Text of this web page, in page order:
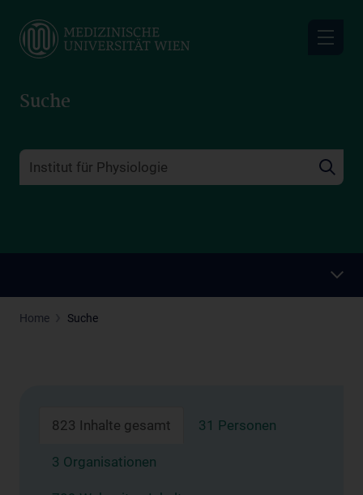
main
Suche
Home Suche
823 Inhalte gesamt 31 Personen
3 Organisationen